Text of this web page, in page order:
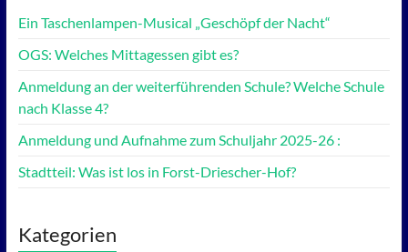
Ein Taschenlampen-Musical „Geschöpf der Nacht“
OGS: Welches Mittagessen gibt es?
Anmeldung an der weiterführenden Schule? Welche Schule
nach Klasse 4?
Anmeldung und Aufnahme zum Schuljahr 2025-26 :
Stadtteil: Was ist los in Forst-Driescher-Hof?
Kategorien